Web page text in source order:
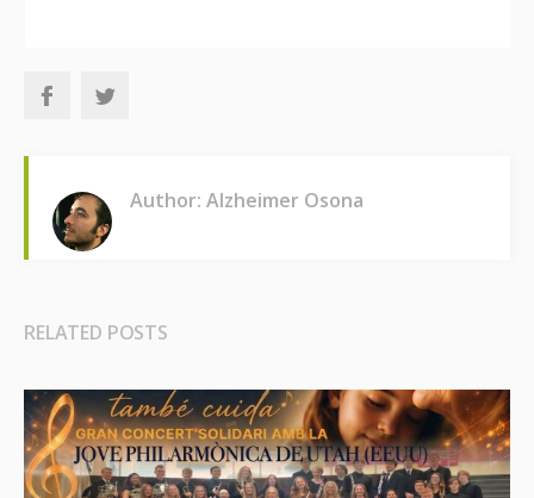
Author: Alzheimer Osona
RELATED POSTS